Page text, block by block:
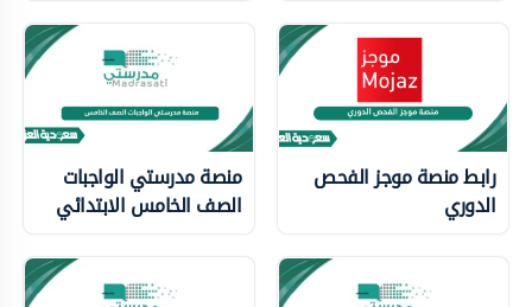
رابط منصة موجز الفحص
الدوري
منصة مدرستي الواجبات
الصف الخامس الابتدائي